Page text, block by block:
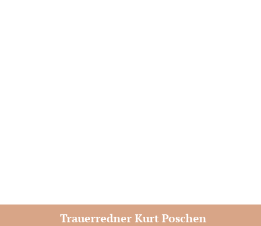
Trauerredner Kurt Poschen